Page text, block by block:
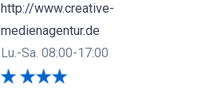
http://www.creative-
medienagentur.de
Lu.-Sa. 08:00-17:00